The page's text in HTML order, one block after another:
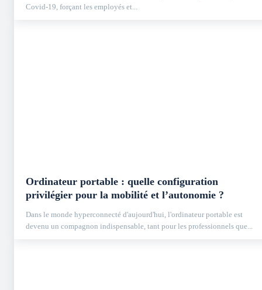
Covid-19, forçant les employés et...
Ordinateur portable : quelle configuration
privilégier pour la mobilité et l’autonomie ?
Dans le monde hyperconnecté d'aujourd'hui, l'ordinateur portable est
devenu un compagnon indispensable, tant pour les professionnels que...